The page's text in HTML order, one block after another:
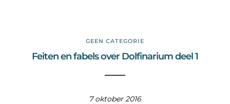
GEEN CATEGORIE
Feiten en fabels over Dolfinarium deel 1
7 oktober 2016